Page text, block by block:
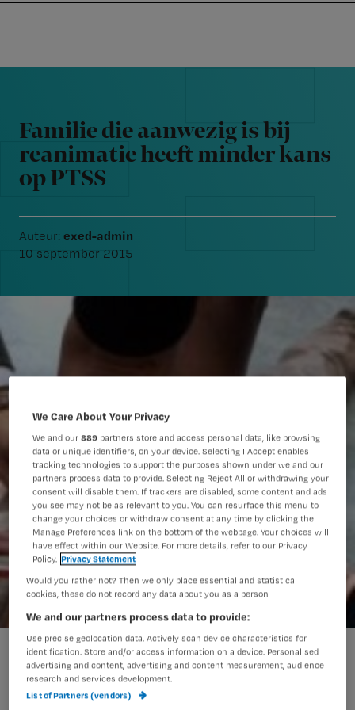
navigation
content
Nursing
Stockbeeld
Familie die aanwezig is bij
reanimatie heeft minder kans
op PTSS
Auteur: exed-admin
10 september 2015
We Care About Your Privacy
We and our889 partners store and access personal data, like browsing
data or unique identifiers, on your device. Selecting I Accept enables
tracking technologies to support the purposes shown under we and our
partners process data to provide. Selecting Reject All or withdrawing your
consent will disable them. If trackers are disabled, some content and ads
you see may not be as relevant to you. You can resurface this menu to
change your choices or withdraw consent at any time by clicking the
Manage Preferences link on the bottom of the webpage. Your choices will
have effect within our Website. For more details, refer to our Privacy
Policy. Privacy Statement
Would you rather not? Then we only place essential and statistical
cookies, these do not record any data about you as a person
We and our partners process data to provide:
Use precise geolocation data. Actively scan device characteristics for
identification. Store and/or access information on a device. Personalised
advertising and content, advertising and content measurement, audience
research and services development.
List of Partners (vendors)